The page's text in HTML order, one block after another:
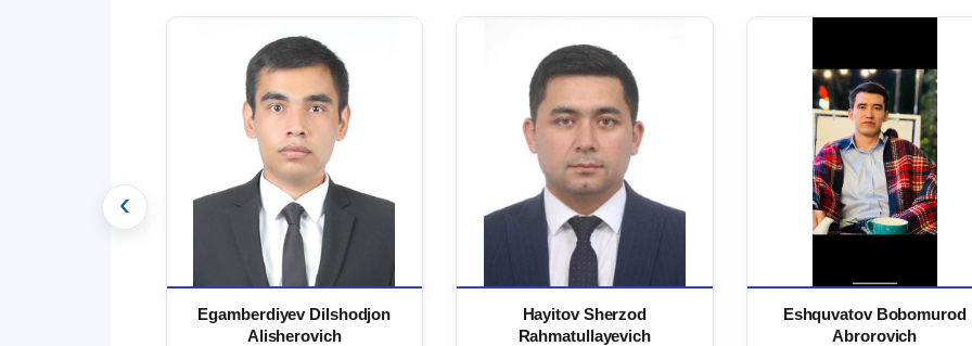
Egamberdiyev Dilshodjon
Alisherovich
Hayitov Sherzod
Rahmatullayevich
Eshquvatov Bobomurod
Abrorovich
‹